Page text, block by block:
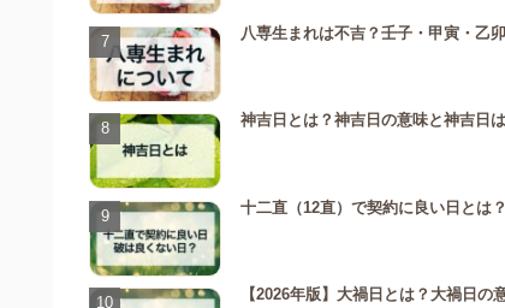
八専生まれは不吉？壬子・甲寅・乙
神吉日とは？神吉日の意味と神吉日
十二直（12直）で契約に良い日とは
【2026年版】大禍日とは？大禍日